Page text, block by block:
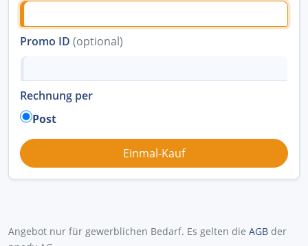
Promo ID (optional)
Rechnung per
Post
Angebot nur für gewerblichen Bedarf. Es gelten die AGB der